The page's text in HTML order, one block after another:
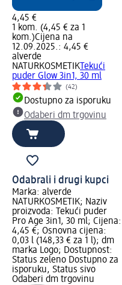
4,45 €
1 kom. (4,45 € za 1
kom.)Cijena na
12.09.2025.: 4,45 €
alverde
NATURKOSMETIK Tekući
puder Glow 3in1, 30 ml
(42)
Dostupno za isporuku
Odaberi dm trgovinu
Odabrali i drugi kupci
Marka: alverde
NATURKOSMETIK; Naziv
proizvoda: Tekući puder
Pro Age 3in1, 30 ml; Cijena:
4,45 €; Osnovna cijena:
0,03 l (148,33 € za 1 l); dm
marka Logo; Dostupnost:
Status zeleno Dostupno za
isporuku, Status sivo
Odaberi dm trgovinu